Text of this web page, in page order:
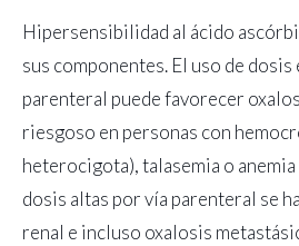
Hipersensibilidad al ácido
sus componentes. El uso de dosis
parenteral puede favorecer
riesgoso en personas con
heterocigota), talasemia o
dosis altas por vía parenteral se
renal e incluso oxalosis